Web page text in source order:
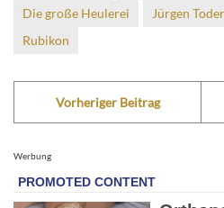
Die große Heulerei
Jürgen
Rubikon
Vorheriger Beitrag
Werbung